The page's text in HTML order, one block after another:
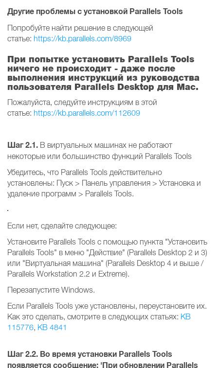
Другие проблемы с установкой Parallels Tools
Попробуйте найти решение в следующей
статье: https://kb.parallels.com/8969
При попытке установить Parallels Tools
ничего не происходит - даже после
выполнения инструкций из руководства
пользователя Parallels Desktop для Mac.
Пожалуйста, следуйте инструкциям в этой
статье: https://kb.parallels.com/112609
Шаг 2.1. В виртуальных машинах не работают
некоторые или большинство функций Parallels Tools
Убедитесь, что Parallels Tools действительно
установлены: Пуск > Панель управления > Установка и
удаление программ > Parallels Tools.
Если нет, сделайте следующее:
Установите Parallels Tools с помощью пункта "Установить
Parallels Tools" в меню "Действие" (Parallels Desktop 2 и 3)
или "Виртуальная машина" (Parallels Desktop 4 и выше /
Parallels Workstation 2.2 и Extreme).
Перезапустите Windows.
Если Parallels Tools уже установлены, переустановите их.
Как это сделать, смотрите в следующих статьях: KB
115776, KB 4841
Шаг 2.2. Во время установки Parallels Tools
появляется сообщение: 'При обновлении Parallels